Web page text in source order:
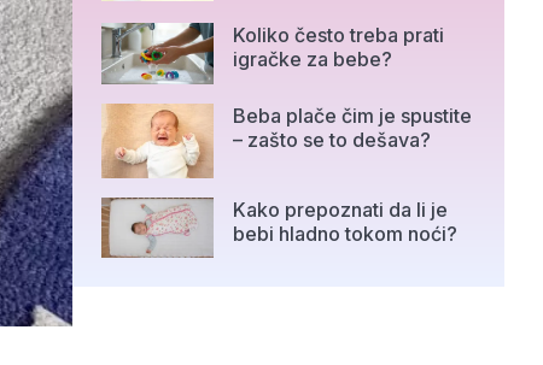
Koliko često treba prati
igračke za bebe?
Beba plače čim je spustite
– zašto se to dešava?
Kako prepoznati da li je
bebi hladno tokom noći?